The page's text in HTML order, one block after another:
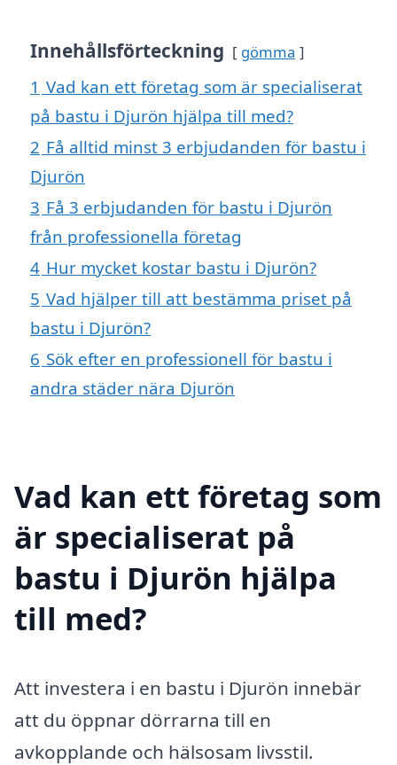
Innehållsförteckning gömma
1 Vad kan ett företag som är specialiserat
på bastu i Djurön hjälpa till med?
2 Få alltid minst 3 erbjudanden för bastu i
Djurön
3 Få 3 erbjudanden för bastu i Djurön
från professionella företag
4 Hur mycket kostar bastu i Djurön?
5 Vad hjälper till att bestämma priset på
bastu i Djurön?
6 Sök efter en professionell för bastu i
andra städer nära Djurön
Vad kan ett företag som
är specialiserat på
bastu i Djurön hjälpa
till med?
Att investera i en bastu i Djurön innebär
att du öppnar dörrarna till en
avkopplande och hälsosam livsstil.